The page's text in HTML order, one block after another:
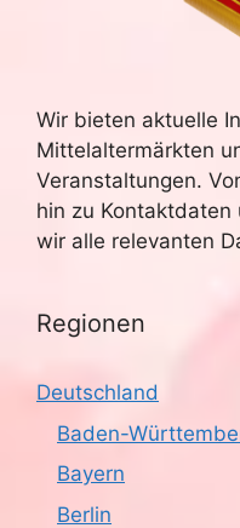
Wir bieten aktuelle
Mittelaltermärkten
Veranstaltungen.
hin zu
wir alle relevanten
Regionen
Deutschland
Baden-
Bayern
Berlin